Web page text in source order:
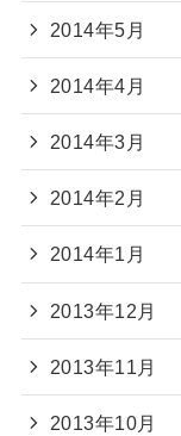
2014年5月
2014年4月
2014年3月
2014年2月
2014年1月
2013年12月
2013年11月
2013年10月